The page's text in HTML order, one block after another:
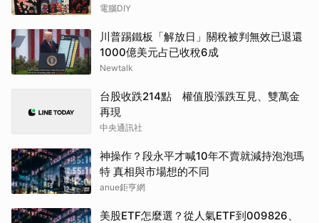
殼：多款樣式任蜘蛛人粉絲挑選更能完美呵
電腦DIY
川普踢鐵板「解放日」關稅被判無效已退還
1000億美元占已收稅6成
Newtalk
台股收跌214點 權值股漲跌互見、雙萬金
再現
中央通訊社
神操作？段永平才喊10年不賣就減持泡泡瑪
特 真相與市場想的不同
anue鉅亨網
美股ETF怎麼選？從人氣ETF到009826、